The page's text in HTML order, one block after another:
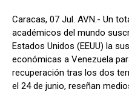
Caracas, 07 Jul. AVN.- Un
académicos del mundo
Estados Unidos (EEUU) la
económicas a Venezuela
recuperación tras los dos
el 24 de junio, reseñan